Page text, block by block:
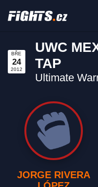
BŘE
24
2012
UWC
TAP
Ultimate
JORGE RIVERA